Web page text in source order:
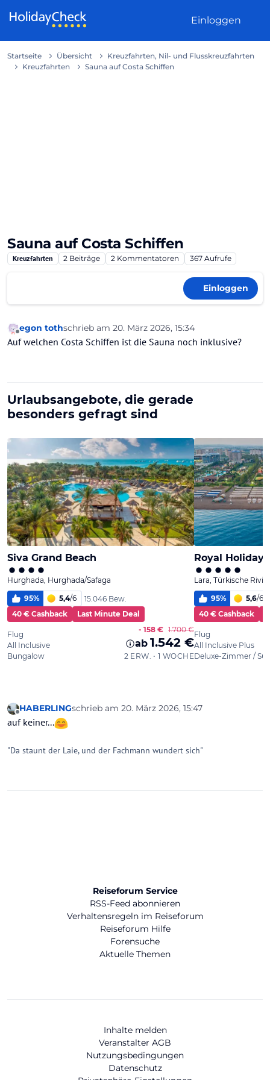
Einloggen
Startseite Übersicht
Kreuzfahrten, Nil- und Flusskreuzfahrten
Kreuzfahrten
Sauna auf Costa Schiffen
Sauna auf Costa Schiffen
Kreuzfahrten 2 Beiträge 2 Kommentatoren 367 Aufrufe
Einloggen
Offline
egon tothschrieb am 20. März 2026, 15:34
zuletzt editiert von
Auf welchen Costa Schiffen ist die Sauna noch inklusive?
Offline
HABERLINGschrieb am 20. März 2026, 15:47
zuletzt editiert von
auf keiner...
"Da staunt der Laie, und der Fachmann wundert sich"
Reiseforum Service
RSS-Feed abonnieren
Verhaltensregeln im Reiseforum
Reiseforum Hilfe
Forensuche
Aktuelle Themen
Inhalte melden
Veranstalter AGB
Nutzungsbedingungen
Datenschutz